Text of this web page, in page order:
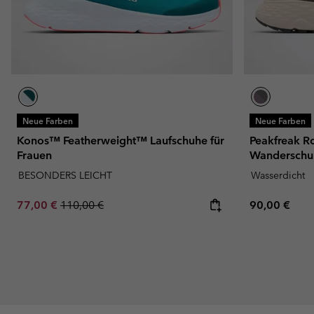
Neue Farben
Konos™ Featherweight™ Laufschuhe für
Frauen
BESONDERS LEICHT
Sale price:
77,00 € Regular price:
110,00 €
Neue Farben
Peakfreak
Wasserdicht
Regular
90,00 €